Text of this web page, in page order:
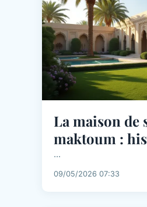
La maison de
maktoum :
...
09/05/2026 07:33